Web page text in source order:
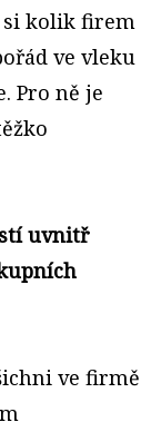
si kolik firem
ve vleku
Pro ně je
uvnitř
ve firmě